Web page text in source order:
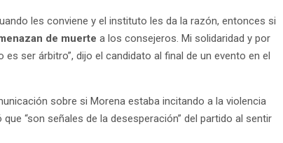
les conviene y el instituto les da la razón, entonces si
de muerte a los consejeros. Mi solidaridad y por
ser árbitro”, dijo el candidato al final de un evento en el
sobre si Morena estaba incitando a la violencia
“son señales de la desesperación” del partido al sentir